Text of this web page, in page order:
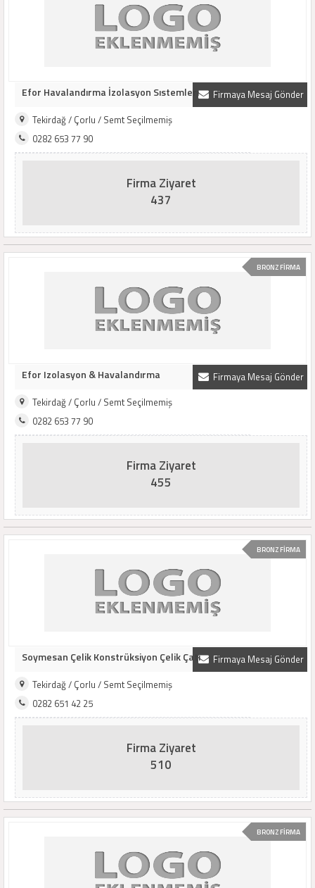
Firmaya Mesaj Gönder
Efor Havalandırma İzolasyon Sıstemlerı
Tekirdağ / Çorlu / Semt Seçilmemiş
0282 653 77 90
Firma Ziyaret
437
BRONZ FİRMA
Firmaya Mesaj Gönder
Efor Izolasyon & Havalandırma
Tekirdağ / Çorlu / Semt Seçilmemiş
0282 653 77 90
Firma Ziyaret
455
BRONZ FİRMA
Firmaya Mesaj Gönder
Soymesan Çelik Konstrüksiyon Çelik Çatı
Tekirdağ / Çorlu / Semt Seçilmemiş
0282 651 42 25
Firma Ziyaret
510
BRONZ FİRMA